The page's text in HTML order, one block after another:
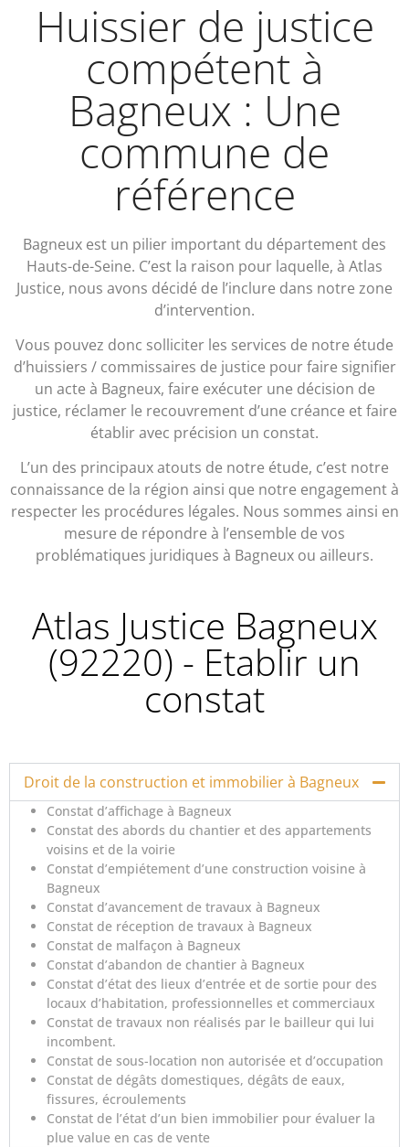
Huissier de justice
compétent à
Bagneux : Une
commune de
référence
Bagneux est un pilier important du département des
Hauts-de-Seine. C’est la raison pour laquelle, à Atlas
Justice, nous avons décidé de l’inclure dans notre zone
d’intervention.
Vous pouvez donc solliciter les services de notre étude
d’huissiers / commissaires de justice pour faire signifier
un acte à Bagneux, faire exécuter une décision de
justice, réclamer le recouvrement d’une créance et faire
établir avec précision un constat.
L’un des principaux atouts de notre étude, c’est notre
connaissance de la région ainsi que notre engagement à
respecter les procédures légales. Nous sommes ainsi en
mesure de répondre à l’ensemble de vos
problématiques juridiques à Bagneux ou ailleurs.
Atlas Justice Bagneux
(92220) - Etablir un
constat
Droit de la construction et immobilier à Bagneux
Constat d’affichage à Bagneux
Constat des abords du chantier et des appartements
voisins et de la voirie
Constat d’empiétement d’une construction voisine à
Bagneux
Constat d’avancement de travaux à Bagneux
Constat de réception de travaux à Bagneux
Constat de malfaçon à Bagneux
Constat d’abandon de chantier à Bagneux
Constat d’état des lieux d’entrée et de sortie pour des
locaux d’habitation, professionnelles et commerciaux
Constat de travaux non réalisés par le bailleur qui lui
incombent.
Constat de sous-location non autorisée et d’occupation
Constat de dégâts domestiques, dégâts de eaux,
fissures, écroulements
Constat de l’état d’un bien immobilier pour évaluer la
plue value en cas de vente